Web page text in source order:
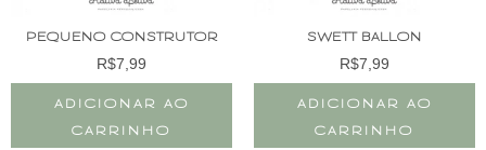
PEQUENO CONSTRUTOR
R$7,99
ADICIONAR AO
CARRINHO
SWETT BALLON
R$7,99
ADICIONAR AO
CARRINHO